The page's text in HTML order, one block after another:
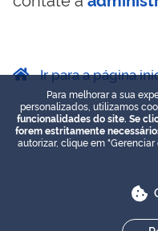
Ir para a página
Para melhorar a sua
personalizados, utilizamos
funcionalidades do site. Se
forem estritamente
autorizar, clique em